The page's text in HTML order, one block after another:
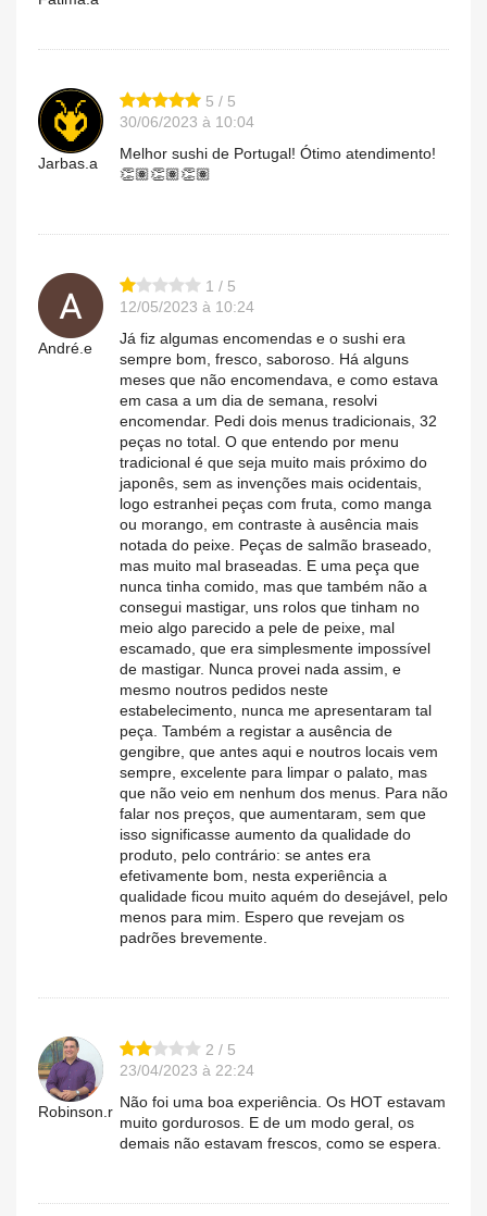
Jarbas.a
5 / 5
30/06/2023 à 10:04
Melhor sushi de Portugal! Ótimo atendimento!
👏🏽👏🏽👏🏽
André.e
1 / 5
12/05/2023 à 10:24
Já fiz algumas encomendas e o sushi era
sempre bom, fresco, saboroso. Há alguns
meses que não encomendava, e como estava
em casa a um dia de semana, resolvi
encomendar. Pedi dois menus tradicionais, 32
peças no total. O que entendo por menu
tradicional é que seja muito mais próximo do
japonês, sem as invenções mais ocidentais,
logo estranhei peças com fruta, como manga
ou morango, em contraste à ausência mais
notada do peixe. Peças de salmão braseado,
mas muito mal braseadas. E uma peça que
nunca tinha comido, mas que também não a
consegui mastigar, uns rolos que tinham no
meio algo parecido a pele de peixe, mal
escamado, que era simplesmente impossível
de mastigar. Nunca provei nada assim, e
mesmo noutros pedidos neste
estabelecimento, nunca me apresentaram tal
peça. Também a registar a ausência de
gengibre, que antes aqui e noutros locais vem
sempre, excelente para limpar o palato, mas
que não veio em nenhum dos menus. Para não
falar nos preços, que aumentaram, sem que
isso significasse aumento da qualidade do
produto, pelo contrário: se antes era
efetivamente bom, nesta experiência a
qualidade ficou muito aquém do desejável, pelo
menos para mim. Espero que revejam os
padrões brevemente.
Robinson.r
2 / 5
23/04/2023 à 22:24
Não foi uma boa experiência. Os HOT estavam
muito gordurosos. E de um modo geral, os
demais não estavam frescos, como se espera.